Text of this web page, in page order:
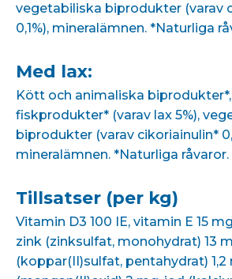
vegetabiliska biprodukter (varav
0,1%), mineralämnen. *Naturliga
Med lax:
Kött och animaliska
fiskprodukter* (varav lax 5%),
biprodukter (varav cikoriainulin*
mineralämnen. *Naturliga råvaror.
Tillsatser (per kg)
Vitamin D3 100 IE, vitamin E 15
zink (zinksulfat, monohydrat) 13
(koppar(II)sulfat, pentahydrat) 1,2